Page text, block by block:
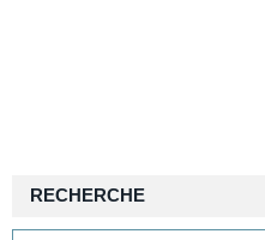
RECHERCHE